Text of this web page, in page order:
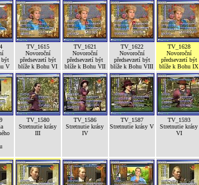
být
V
TV_1615
Novoroční
předsevzetí být
blíže k Bohu VI
TV_1621
Novoroční
předsevzetí být
blíže k Bohu VII
TV_1622
Novoroční
předsevzetí být
blíže k Bohu VIII
TV_1628
Novoroční
předsevzetí být
blíže k Bohu IX
TV_1580
Stretnutie krásy
III
TV_1586
Stretnutie krásy
IV
TV_1587
Stretnutie krásy V
TV_1593
Stretnutie krásy
VI